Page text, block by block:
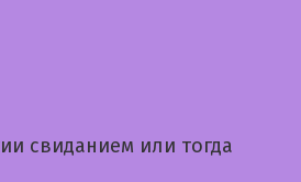
свиданием или тогда